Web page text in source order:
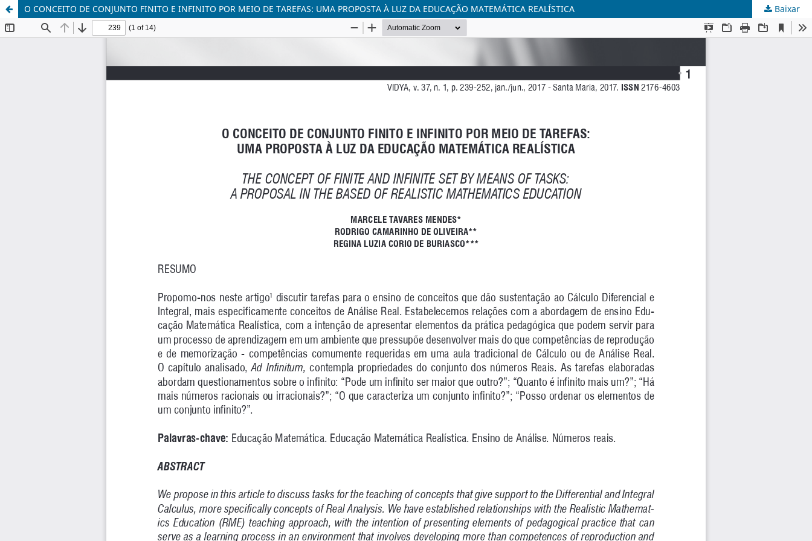
O CONCEITO DE CONJUNTO FINITO E INFINITO POR MEIO DE TAREFAS: UMA PROPOSTA À LUZ DA EDUCAÇÃO MATEMÁTICA REALÍSTICA Baixar